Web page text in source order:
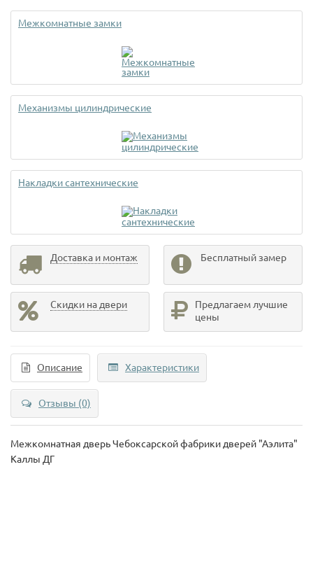
Межкомнатные замки
Механизмы цилиндрические
Накладки сантехнические
Доставка и монтаж Бесплатный замер
Скидки на двери
Предлагаем лучшие
цены
Описание Характеристики
Отзывы (0)
Межкомнатная дверь Чебоксарской фабрики дверей "Аэлита"
Каллы ДГ